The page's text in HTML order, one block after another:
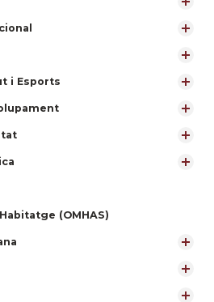
i Esports
(OMHAS)